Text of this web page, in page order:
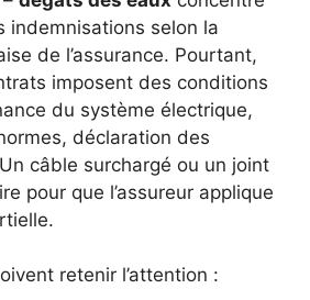
indemnisations selon la
de l’assurance. Pourtant,
imposent des conditions
du système électrique,
déclaration des
câble surchargé ou un joint
pour que l’assureur applique
retenir l’attention :